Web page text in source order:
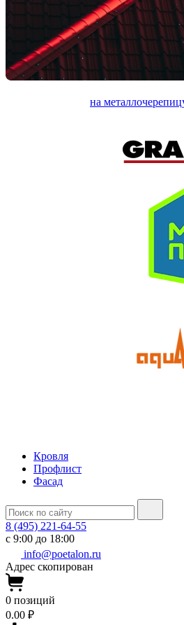
на
Кровля
Профлист
Фасад
8 (495) 221-64-55
с 9:00 до 18:00
info@poetalon.ru
Адрес скопирован
0 позиций
0.00 ₽